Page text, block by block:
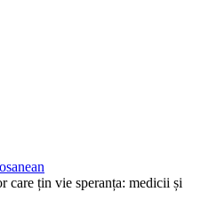
care țin vie speranța: medicii și